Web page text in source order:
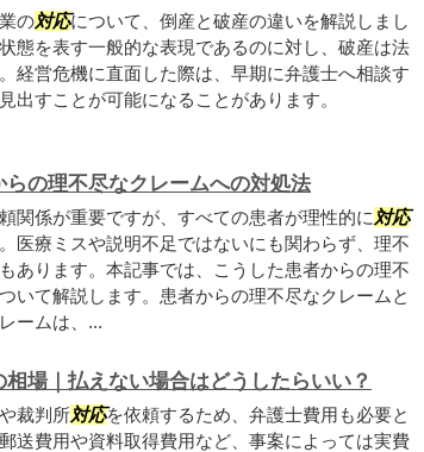
の対応について、倒産と破産の違いを解説しまし
態を表す一般的な表現であるのに対し、破産は法
経営危機に直面した際は、早期に弁護士へ相談す
出すことが可能になることがあります。
らの理不尽なクレームへの対処法
関係が重要ですが、すべての患者が理性的に 対応
医療ミスや説明不足ではないにも関わらず、理不
あります。本記事では、こうした患者からの理不
いて解説します。患者からの理不尽なクレームと
ームは、...
場｜払えない場合はどうしたらいい？
裁判所対応を依頼するため、弁護士費用も必要と
送費用や資料取得費用など、事案によっては実費